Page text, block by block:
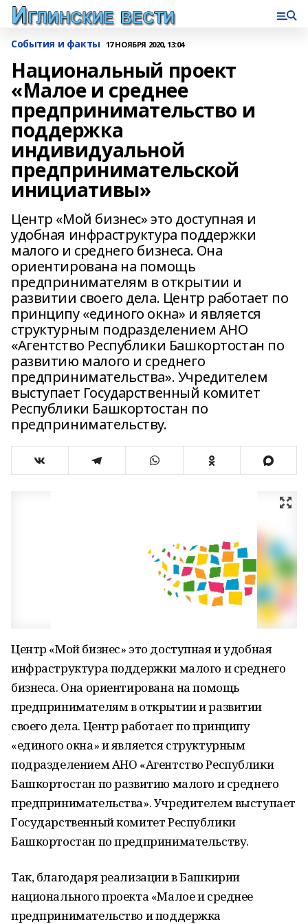
События и факты 17 НОЯБРЯ 2020, 13:04
Национальный проект
«Малое и среднее
предпринимательство и
поддержка
индивидуальной
предпринимательской
инициативы»
Центр «Мой бизнес» это доступная и
удобная инфраструктура поддержки
малого и среднего бизнеса. Она
ориентирована на помощь
предпринимателям в открытии и
развитии своего дела. Центр работает по
принципу «единого окна» и является
структурным подразделением АНО
«Агентство Республики Башкортостан по
развитию малого и среднего
предпринимательства». Учредителем
выступает Государственный комитет
Республики Башкортостан по
предпринимательству.
Центр «Мой бизнес» это доступная и удобная
инфраструктура поддержки малого и среднего
бизнеса. Она ориентирована на помощь
предпринимателям в открытии и развитии
своего дела. Центр работает по принципу
«единого окна» и является структурным
подразделением АНО «Агентство Республики
Башкортостан по развитию малого и среднего
предпринимательства». Учредителем выступает
Государственный комитет Республики
Башкортостан по предпринимательству.
Так, благодаря реализации в Башкирии
национального проекта «Малое и среднее
предпринимательство и поддержка